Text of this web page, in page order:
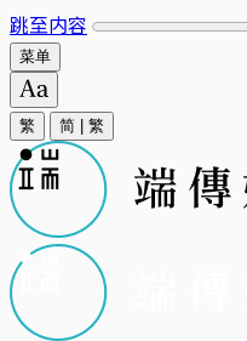
跳至内容
菜单
繁 简 繁